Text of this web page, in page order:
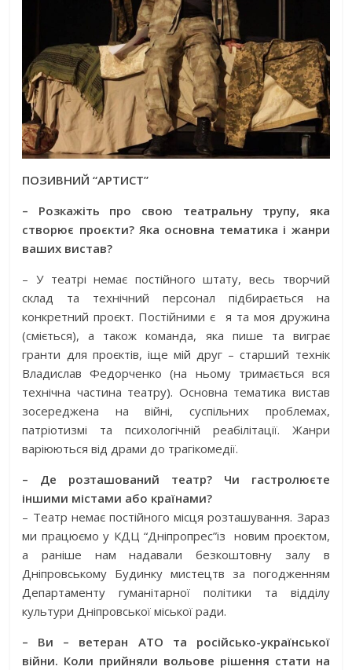
ПОЗИВНИЙ “АРТИСТ”
– Розкажіть про свою театральну трупу, яка
створює проєкти? Яка основна тематика і жанри
ваших вистав?
– У театрі немає постійного штату, весь творчий
склад та технічний персонал підбирається на
конкретний проєкт. Постійними є
я та моя дружина
(сміється), а також команда, яка пише та виграє
гранти для проєктів, іще мій друг – старший технік
Владислав Федорченко (на ньому тримається вся
технічна частина театру). Основна тематика вистав
зосереджена на війні, суспільних проблемах,
патріотизмі та психологічній реабілітації. Жанри
варіюються від драми до трагікомедії.
– Де розташований театр? Чи гастролюєте
іншими містами або країнами?
– Театр немає постійного місця розташування. Зараз
ми працюємо у КДЦ “Дніпропрес”із
новим проєктом,
а раніше нам надавали безкоштовну залу в
Дніпровському Будинку мистецтв за погодженням
Департаменту гуманітарної політики та відділу
культури Дніпровської міської ради.
– Ви – ветеран АТО та російсько-української
війни. Коли прийняли вольове рішення стати на